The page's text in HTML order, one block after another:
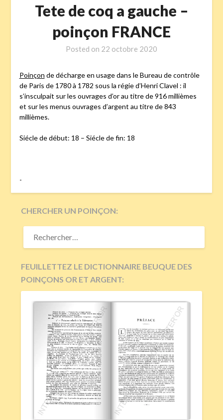
Tete de coq a gauche –
poinçon FRANCE
Posted on 22 octobre 2020
Poinçon de décharge en usage dans le Bureau de contrôle
de Paris de 1780 à 1782 sous la régie d’Henri Clavel : il
s’insculpait sur les ouvrages d’or au titre de 916 millièmes
et sur les menus ouvrages d’argent au titre de 843
millièmes.
Siécle de début: 18 – Siécle de fin: 18
-
CHERCHER UN POINÇON:
RECHERCHER :
FEUILLETTEZ LE DICTIONNAIRE BEUQUE DES
POINÇONS OR ET ARGENT: